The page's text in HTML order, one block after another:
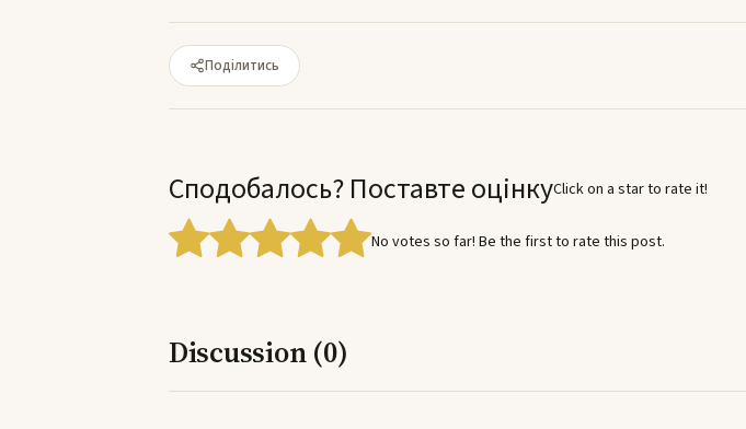
Поділитись
Сподобалось? Поставте оцінкуClick on a star to rate it!
No votes so far! Be the first to rate this post.
Discussion (0)